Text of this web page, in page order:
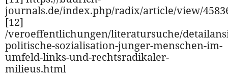
journals.de/index.php/radix/article/view/
[12]
/veroeffentlichungen/literatursuche/
politische-sozialisation-junger-menschen-im-
umfeld-links-und-rechtsradikaler-
milieus.html